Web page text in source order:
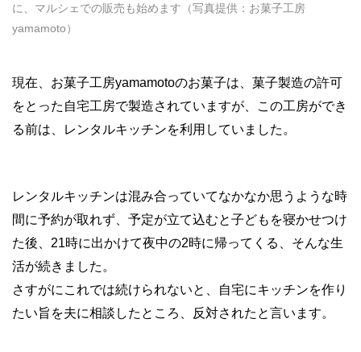
に、マルシェでの販売も始めます（写真提供：お菓子工房
yamamoto）
現在、お菓子工房yamamotoのお菓子は、菓子製造の許可
をとった自宅工房で製造されていますが、この工房ができ
る前は、レンタルキッチンを利用していました。
レンタルキッチンは混み合っていてなかなか思うような時
間に予約が取れず、予定が立て込むと子どもを寝かせつけ
た後、21時に出かけて夜中の2時に帰ってくる、そんな生
活が続きました。
さすがにこれでは続けられないと、自宅にキッチンを作り
たい旨を夫に相談したところ、反対されたと言います。